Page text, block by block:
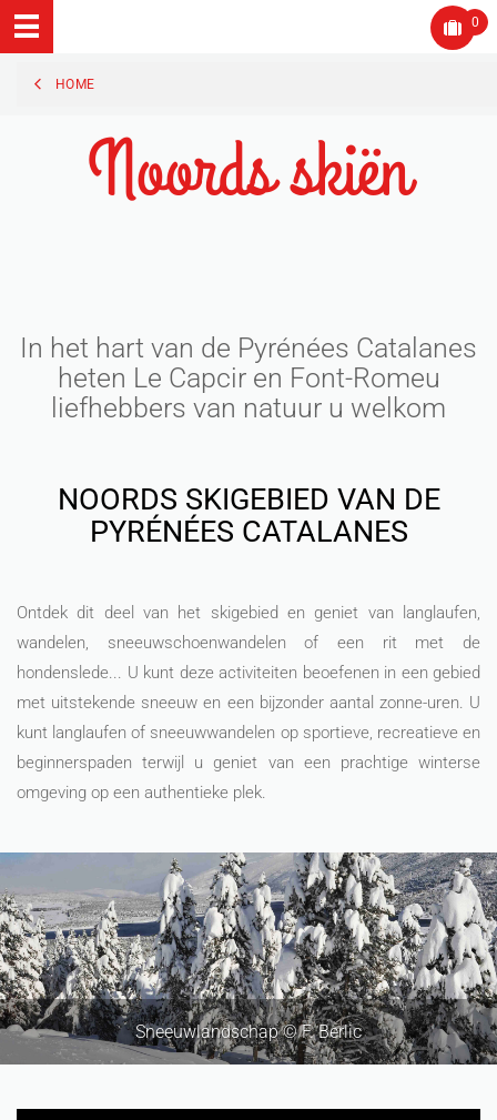
0
HOME
Noords skiën
In het hart van de Pyrénées Catalanes
heten Le Capcir en Font-Romeu
liefhebbers van natuur u welkom
NOORDS SKIGEBIED VAN DE
PYRÉNÉES CATALANES
Ontdek dit deel van het skigebied en geniet van langlaufen,
wandelen, sneeuwschoenwandelen of een rit met de
hondenslede... U kunt deze activiteiten beoefenen in een gebied
met uitstekende sneeuw en een bijzonder aantal zonne-uren. U
kunt langlaufen of sneeuwwandelen op sportieve, recreatieve en
beginnerspaden terwijl u geniet van een prachtige winterse
omgeving op een authentieke plek.
Sneeuwlandschap © F. Berlic